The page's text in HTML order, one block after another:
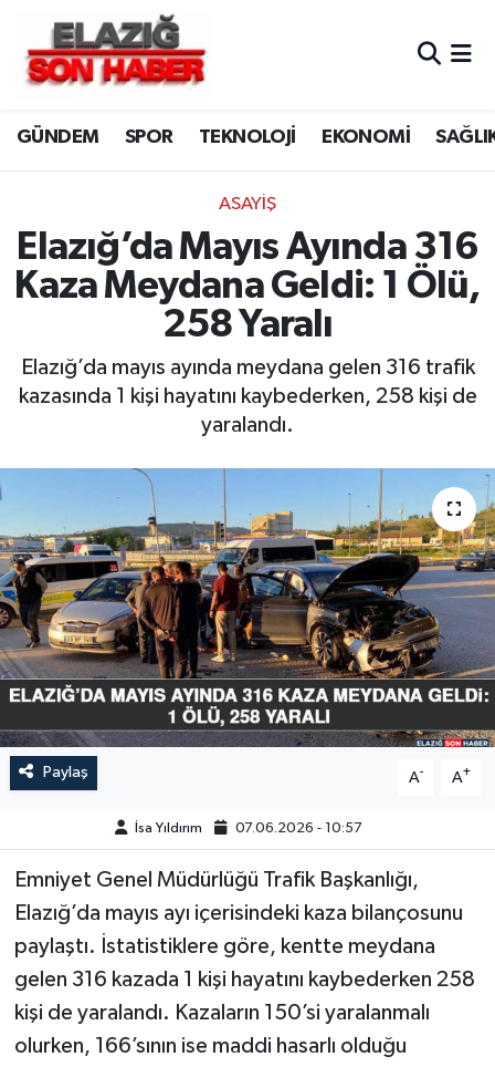
GÜNDEM SPOR TEKNOLOJİ EKONOMİ
ASAYİŞ
Elazığ’da Mayıs Ayında 316
Kaza Meydana Geldi: 1 Ölü,
258 Yaralı
Elazığ’da mayıs ayında meydana gelen 316 trafik
kazasında 1 kişi hayatını kaybederken, 258 kişi de
yaralandı.
Paylaş A- A+
İsa Yıldırım 07.06.2026 - 10:57
Emniyet Genel Müdürlüğü Trafik Başkanlığı,
Elazığ’da mayıs ayı içerisindeki kaza bilançosunu
paylaştı. İstatistiklere göre, kentte meydana
gelen 316 kazada 1 kişi hayatını kaybederken 258
kişi de yaralandı. Kazaların 150’si yaralanmalı
olurken, 166’sının ise maddi hasarlı olduğu
CANLI YAYIN
ASAYİŞ
BİLİM VE TEKNOLOJİ
DÜNYA
EKONOMİ
GÜNDEM
HABERDE İNSAN
KÜLTÜR-SANAT
MAGAZİN
MEDYA
ÖZEL HABER
POLİTİKA
SAĞLIK
SİYASET
SPOR
Merkez Hava Durumu
Merkez Trafik Yoğunluk Haritası
Süper Lig Puan Durumu ve Fikstür
Tüm Manşetler
Son Dakika Haberleri
Haber Arşivi